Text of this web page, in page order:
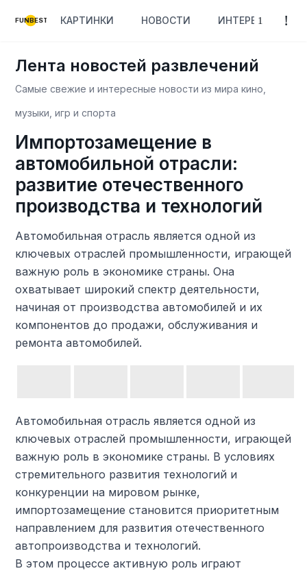
FUNBEST КАРТИНКИ НОВОСТИ ИНТЕРЕСНОЕ
Лента новостей развлечений
Самые свежие и интересные новости из мира кино,
музыки, игр и спорта
Импортозамещение в
автомобильной отрасли:
развитие отечественного
производства и технологий
Автомобильная отрасль является одной из
ключевых отраслей промышленности, играющей
важную роль в экономике страны. Она
охватывает широкий спектр деятельности,
начиная от производства автомобилей и их
компонентов до продажи, обслуживания и
ремонта автомобилей.
Автомобильная отрасль является одной из
ключевых отраслей промышленности, играющей
важную роль в экономике страны. В условиях
стремительного развития технологий и
конкуренции на мировом рынке,
импортозамещение становится приоритетным
направлением для развития отечественного
автопроизводства и технологий.
В этом процессе активную роль играют